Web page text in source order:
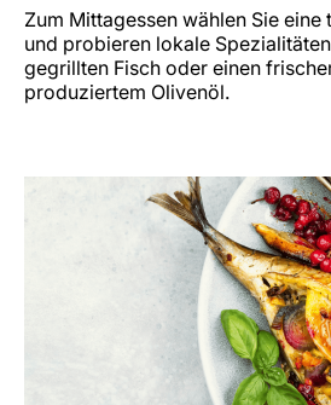
Zum Mittagessen wählen Sie
und probieren lokale
gegrillten Fisch oder einen
produziertem Olivenöl.